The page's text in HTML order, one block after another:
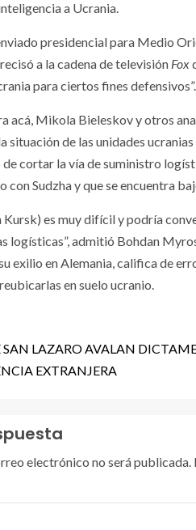
a Ucrania.
presidencial para Medio
a la cadena de televisión Fox
para ciertos fines defensivos”.
acá, Mikola Bieleskov y otros
situación de las unidades
cortar la vía de suministro
Sudzha y que se encuentra
Kursk) es muy difícil y podría
logísticas”, admitió Bohdan
exilio en Alemania, califica de
en suelo ucranio.
SAN LAZARO AVALAN
EXTRANJERA
electrónico no será publicada.